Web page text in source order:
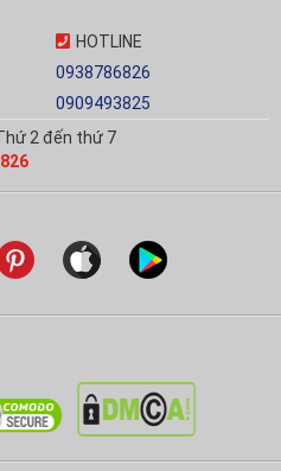
HOTLINE
0938786826
0909493825
2 đến thứ 7